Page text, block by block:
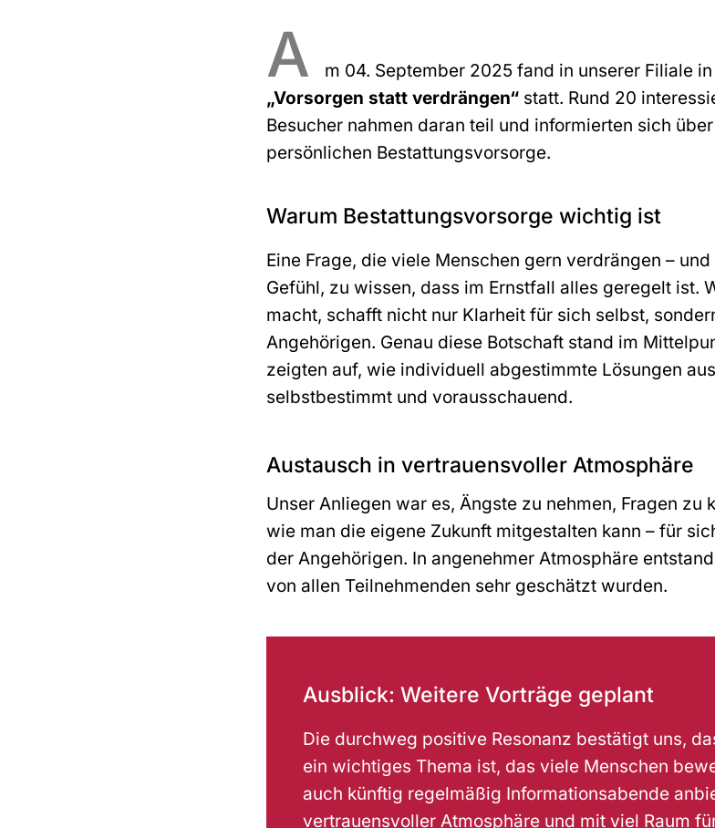
A
m 04. September 2025 fand in unserer Filiale
„Vorsorgen statt verdrängen“ statt. Rund 20
Besucher nahmen daran teil und informierten sich
persönlichen Bestattungsvorsorge.
Warum Bestattungsvorsorge wichtig ist
Eine Frage, die viele Menschen gern verdrängen –
Gefühl, zu wissen, dass im Ernstfall alles geregelt ist.
macht, schafft nicht nur Klarheit für sich selbst,
Angehörigen. Genau diese Botschaft stand im
zeigten auf, wie individuell abgestimmte Lösungen
selbstbestimmt und vorausschauend.
Austausch in vertrauensvoller Atmosphäre
Unser Anliegen war es, Ängste zu nehmen, Fragen zu
wie man die eigene Zukunft mitgestalten kann – für
der Angehörigen. In angenehmer Atmosphäre
von allen Teilnehmenden sehr geschätzt wurden.
Ausblick: Weitere Vorträge geplant
Die durchweg positive Resonanz bestätigt uns,
ein wichtiges Thema ist, das viele Menschen
auch künftig regelmäßig Informationsabende
vertrauensvoller Atmosphäre und mit viel Raum